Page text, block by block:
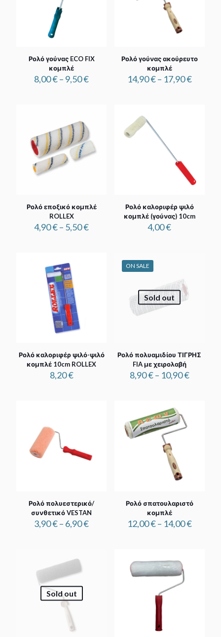
Ρολό γούνας ECO FIX
κομπλέ
8,00€– 9,50€Price
Ρολό γούνας ακούρευτο
κομπλέ
14,90€– 17,90€Price
Ρολό εποξικό κομπλέ
ROLLEX
4,90€– 5,50€Price
Ρολό καλοριφέρ ψιλό
κομπλέ (γούνας) 10cm
4,00€
Ρολό καλοριφέρ ψιλό-ψιλό
κομπλέ 10cm ROLLEX
8,20€
ON SALE
Sold out
Ρολό πολυαμιδίου ΤΙΓΡΗΣ
FIA με χειρολαβή
8,90€– 10,90€Price
Ρολό πολυεστερικό/
συνθετικό VESTAN
3,90€– 6,90€Price
Ρολό σπατουλαριστό
κομπλέ
12,00€– 14,00€Price
Sold out